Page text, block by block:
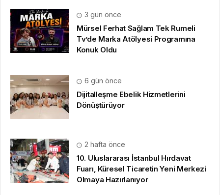
3 gün önce
Mürsel Ferhat Sağlam Tek Rumeli
Tv’de Marka Atölyesi Programına
Konuk Oldu
6 gün önce
Dijitalleşme Ebelik Hizmetlerini
Dönüştürüyor
2 hafta önce
10. Uluslararası İstanbul Hırdavat
Fuarı, Küresel Ticaretin Yeni Merkezi
Olmaya Hazırlanıyor